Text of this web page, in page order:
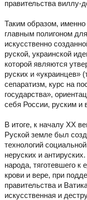
правительства виллу-
Таким образом, именно
главным полигоном
искусственно
руской, украинской
которой являются
руских и «украинцев»
сепаратизм, курс на
государства»,
себя России, руским и
В итоге, к началу XX
Руской земле был
технологий
неруских и
народа, тяготевшего
крови и вере, при
правительства и
искусственная и